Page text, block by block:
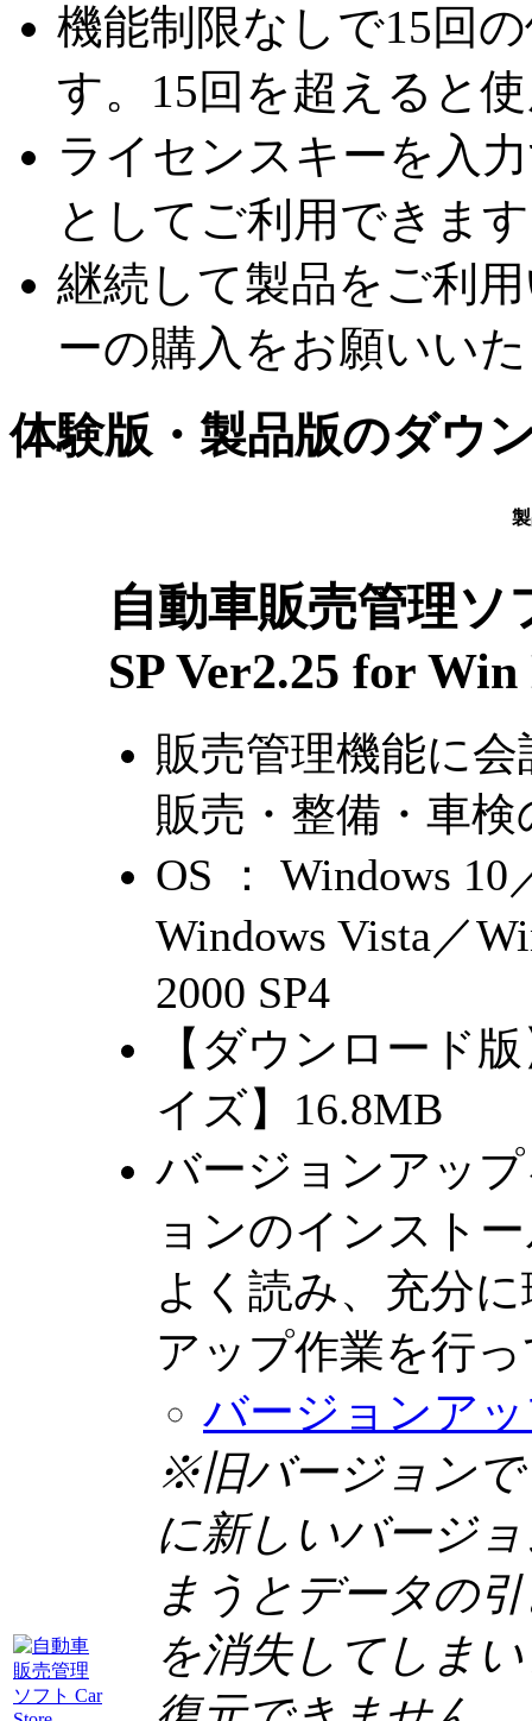
機能制限なしで15回
す。15回を超えると
ライセンスキーを入
としてご利用できま
継続して製品をご利
ーの購入をお願いい
体験版・製品版のダウ
自動車販売管理
SP Ver2.25 for Win
販売管理機能に
販売・整備・車
OS ： Windows 10
Windows Vista／
2000 SP4
【ダウンロード
イズ】16.8MB
バージョンアッ
ョンのインスト
よく読み、充分
アップ作業を行
バージョンア
※旧バージョンで
に新しいバージ
まうとデータの
を消失してしまい